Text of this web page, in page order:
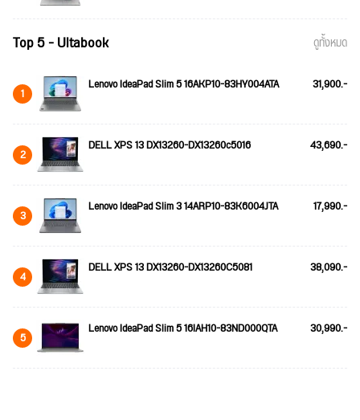
Top 5 - Ultabook ดูทั้งหมด
1 Lenovo IdeaPad Slim 5 16AKP10-83HY004ATA 31,900.-
2 DELL XPS 13 DX13260-DX13260c5016 43,690.-
3 Lenovo IdeaPad Slim 3 14ARP10-83K6004JTA 17,990.-
4 DELL XPS 13 DX13260-DX13260C5081 38,090.-
5 Lenovo IdeaPad Slim 5 16IAH10-83ND000QTA 30,990.-